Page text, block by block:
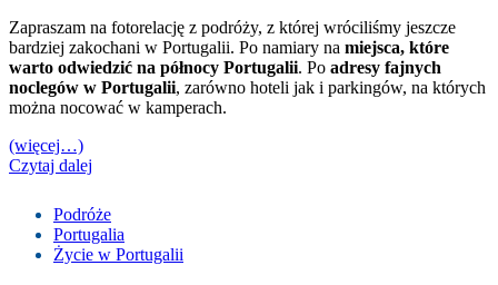
Zapraszam na fotorelację z podróży, z której wróciliśmy jeszcze
bardziej zakochani w Portugalii. Po namiary na miejsca, które
warto odwiedzić na północy Portugalii. Po adresy fajnych
noclegów w Portugalii, zarówno hoteli jak i parkingów, na których
można nocować w kamperach.
(więcej…)
Czytaj dalej
Podróże
Portugalia
Życie w Portugalii